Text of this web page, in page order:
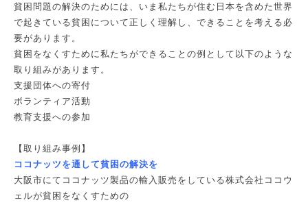
貧困問題の解決のためには、いま私たちが住む日本を含めた世界
で起きている貧困について正しく理解し、できることを考える必
要があります。
貧困をなくすために私たちができることの例として以下のような
取り組みがあります。
支援団体への寄付
ボランティア活動
教育支援への参加
【取り組み事例】
ココナッツを通して貧困の解決を
大阪市にてココナッツ製品の輸入販売をしている株式会社ココウ
ェルが貧困をなくすための